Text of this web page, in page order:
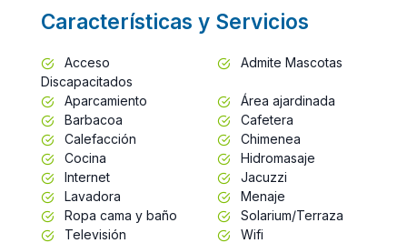
Características y Servicios
Acceso
Discapacitados
Admite Mascotas
Aparcamiento
Área ajardinada
Barbacoa
Cafetera
Calefacción
Chimenea
Cocina
Hidromasaje
Internet
Jacuzzi
Lavadora
Menaje
Ropa cama y baño
Solarium/Terraza
Televisión
Wifi